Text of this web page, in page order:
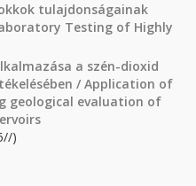
tulajdonságainak
Testing of Highly
a szén-dioxid
/ Application of
geological evaluation of
)